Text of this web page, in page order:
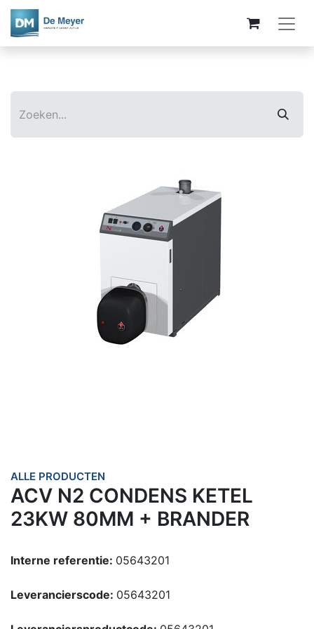
ALLE PRODUCTEN
ACV N2 CONDENS KETEL
23KW 80MM + BRANDER
Interne referentie: 05643201
Leverancierscode: 05643201